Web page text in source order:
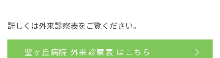
詳しくは外来診察表をご覧ください。
聖ヶ丘病院 外来診察表 はこちら